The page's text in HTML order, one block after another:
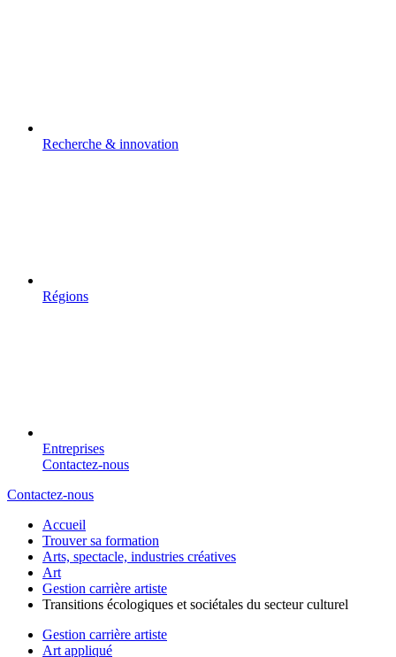
Recherche & innovation
Régions
Entreprises
Contactez-nous
Contactez-nous
Accueil
Trouver sa formation
Arts, spectacle, industries créatives
Art
Gestion carrière artiste
Transitions écologiques et sociétales du secteur culturel
Gestion carrière artiste
Art appliqué